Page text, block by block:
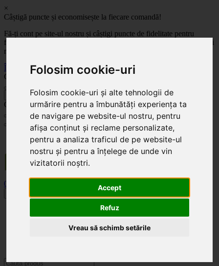
Folosim cookie-uri
Folosim cookie-uri și alte tehnologii de
urmărire pentru a îmbunătăți experiența ta
de navigare pe website-ul nostru, pentru
afișa conținut și reclame personalizate,
pentru a analiza traficul de pe website-ul
nostru și pentru a înțelege de unde vin
vizitatorii noștri.
Accept
Refuz
Vreau să schimb setările
×
Câștigă puncte și economisește la fiecare comandă!
Fă-ți cont pe site-ul nostru și câștigi puncte de fidelitate pentru
fiecare comandă! Cu cât comanzi mai mult, cu atât economisești mai
mult!
Înregistrează-te acum
Celoplast
Celoplast
Transportul este GRATUIT pentru comenzile mai mari de 350 Lei. Comanda minimă în
valoare de 100 Lei. Expediere în 1 - 2 zile lucrătoare.
0
Categorii